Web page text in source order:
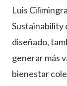
Luis
Sustainability
diseñado,
generar más
bienestar